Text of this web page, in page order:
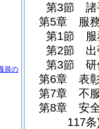
第3節
第5章
服
第1節
第2節
第3節
第6章
表
第7章
不
第8章
安
117
員の